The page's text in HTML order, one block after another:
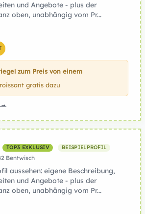
und Angebote - plus der
oben, unabhängig vom Pr...
zum Preis von einem
gratis dazu
→
TOP3 EXKLUSIV BEISPIELPROFIL
Bentwisch
aussehen: eigene Beschreibung,
und Angebote - plus der
oben, unabhängig vom Pr...